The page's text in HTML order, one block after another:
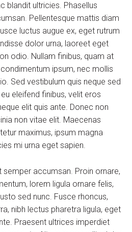
blandit ultricies. Phasellus
Pellentesque mattis diam
luctus augue ex, eget rutrum
dolor urna, laoreet eget
odio. Nullam finibus, quam at
ipsum, nec mollis
Sed vestibulum quis neque sed
eleifend finibus, velit eros
elit quis ante. Donec non
non vitae elit. Maecenas
maximus, ipsum magna
mi urna eget sapien.
semper accumsan. Proin ornare,
lorem ligula ornare felis,
sed nunc. Fusce rhoncus,
nibh lectus pharetra ligula, eget
Praesent ultrices imperdiet